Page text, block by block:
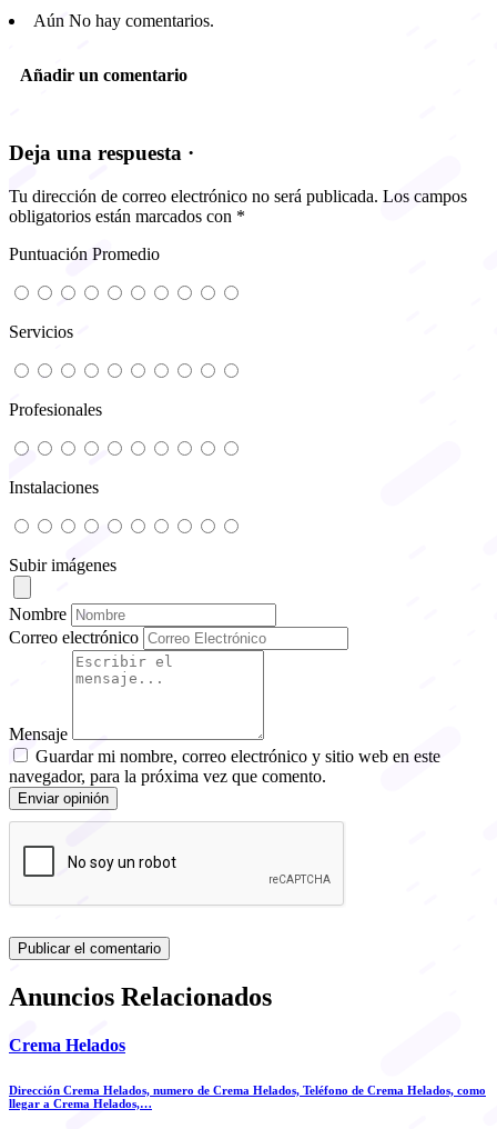
Aún No hay comentarios.
Añadir un comentario
Deja una respuesta ·
Tu dirección de correo electrónico no será publicada. Los campos
obligatorios están marcados con *
Puntuación Promedio
Servicios
Profesionales
Instalaciones
Subir imágenes
Nombre
Correo electrónico
Mensaje
Guardar mi nombre, correo electrónico y sitio web en este
navegador, para la próxima vez que comento.
Enviar opinión
Anuncios Relacionados
Crema Helados
Dirección Crema Helados, numero de Crema Helados, Teléfono de Crema Helados, como
llegar a Crema Helados,…